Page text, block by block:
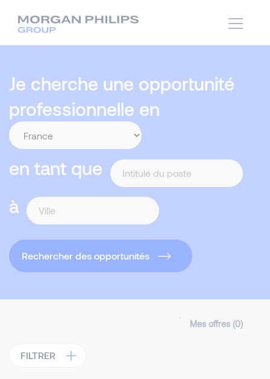
Je cherche une opportunité
professionnelle en
en tant que
à
Rechercher des opportunités
Mes offres (0)
FILTRER